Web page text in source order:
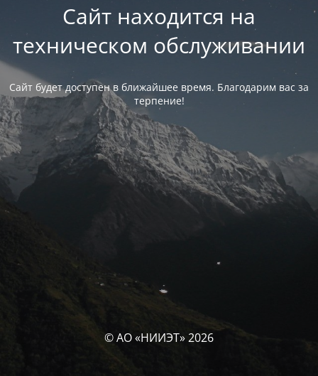
Сайт находится на
техническом обслуживании
Сайт будет доступен в ближайшее время. Благодарим вас за
терпение!
© АО «НИИЭТ» 2026